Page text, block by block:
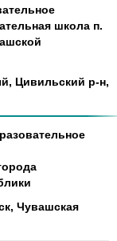
школа п.
Цивильский р-н,
Чувашская